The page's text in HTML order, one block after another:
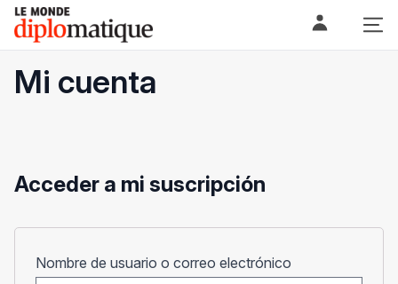
Skip
content
Le monde diplomatique
Mi cuenta
Acceder a mi suscripción
Nombre de usuario o correo electrónico